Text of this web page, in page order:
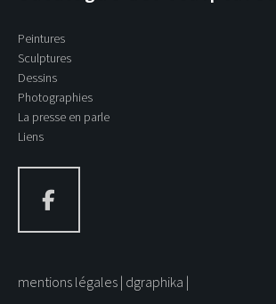
Peintures
Sculptures
Dessins
Photographies
La presse en parle
Liens
mentions légales dgraphika